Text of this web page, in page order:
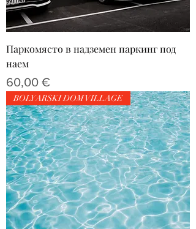
Паркомясто в надземен паркинг под
наем
Цена
60,00 €
BOLYARSKI DOM VILLAGE